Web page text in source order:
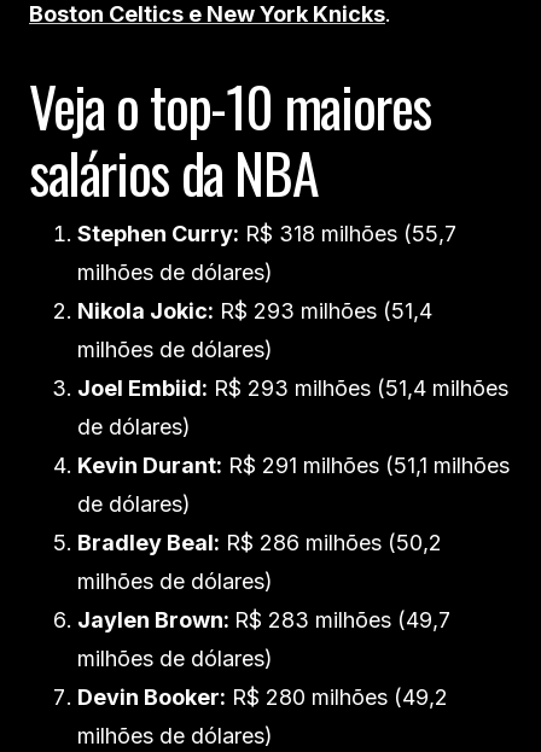
Boston Celtics e New York Knicks.
Veja o top-10 maiores
salários da NBA
Stephen Curry: R$ 318 milhões (55,7
milhões de dólares)
Nikola Jokic: R$ 293 milhões (51,4
milhões de dólares)
Joel Embiid: R$ 293 milhões (51,4 milhões
de dólares)
Kevin Durant: R$ 291 milhões (51,1 milhões
de dólares)
Bradley Beal: R$ 286 milhões (50,2
milhões de dólares)
Jaylen Brown: R$ 283 milhões (49,7
milhões de dólares)
Devin Booker: R$ 280 milhões (49,2
milhões de dólares)